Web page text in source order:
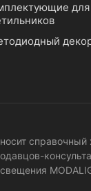
для
справочный